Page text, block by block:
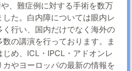
、難症例に対する手術を数万
た。白内障については眼内レ
く行い、国内だけでなく海外の
の講演を行っております。ま
め、ICL・IPCL・アドオンレ
やヨーロッパの最新の情報を